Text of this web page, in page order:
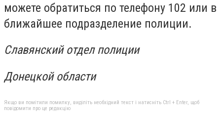
можете обратиться по телефону 102 или в
ближайшее подразделение полиции.
Славянский отдел полиции
Донецкой области
Якщо ви помітили помилку, виділіть необхідний текст і натисніть Ctrl + Enter, щоб
повідомити про це редакцію